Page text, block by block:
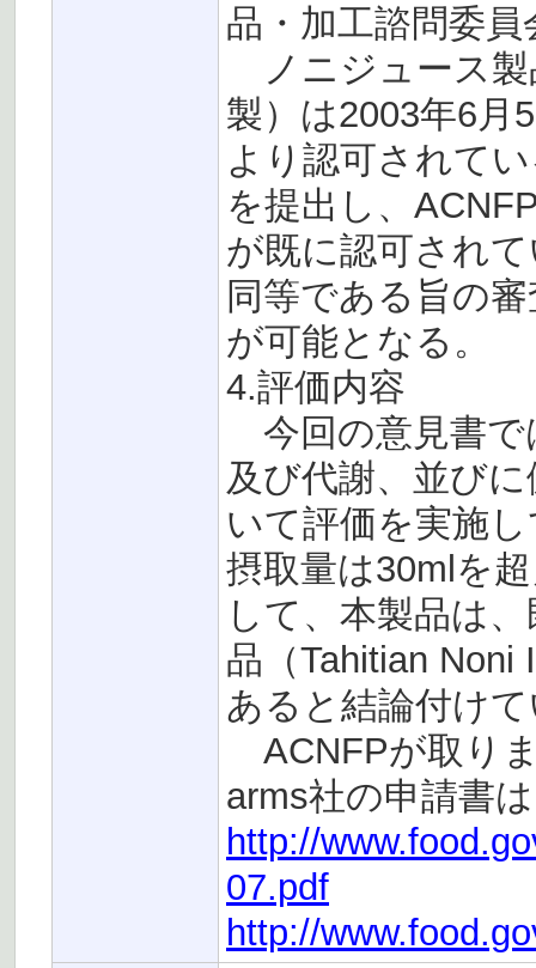
品・加工諮問委
ノニジュース製
製）は2003年6月
より認可されて
を提出し、
が既に認可され
同等である旨の
が可能となる。
4.評価内容
今回の意見書で
及び代謝、並び
いて評価を実施
摂取量は30mlを
して、本製品は
品（Tahitian Noni
あると結論付け
ACNFPが取り
arms社の申請書
http://
07.pdf
http://